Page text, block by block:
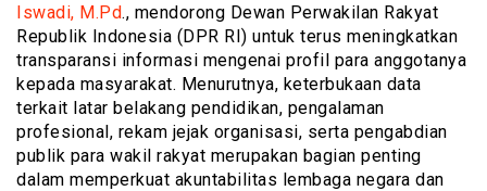
Iswadi, M.Pd., mendorong Dewan Perwakilan Rakyat
Republik Indonesia (DPR RI) untuk terus meningkatkan
transparansi informasi mengenai profil para anggotanya
kepada masyarakat. Menurutnya, keterbukaan data
terkait latar belakang pendidikan, pengalaman
profesional, rekam jejak organisasi, serta pengabdian
publik para wakil rakyat merupakan bagian penting
dalam memperkuat akuntabilitas lembaga negara dan